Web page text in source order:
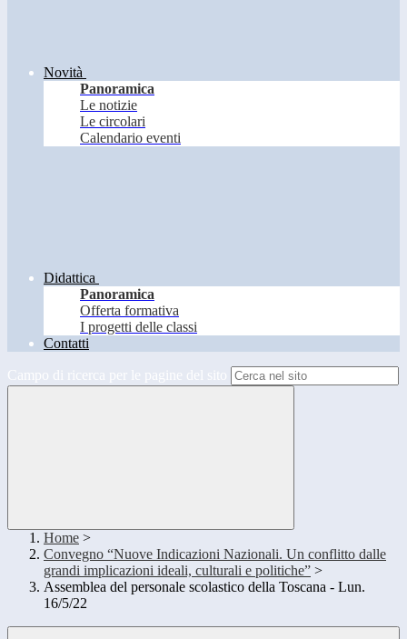
Novità
Panoramica
Le notizie
Le circolari
Calendario eventi
Didattica
Panoramica
Offerta formativa
I progetti delle classi
Contatti
Campo di ricerca per le pagine del sito
Home >
Convegno “Nuove Indicazioni Nazionali. Un conflitto dalle
grandi implicazioni ideali, culturali e politiche” >
Assemblea del personale scolastico della Toscana - Lun.
16/5/22